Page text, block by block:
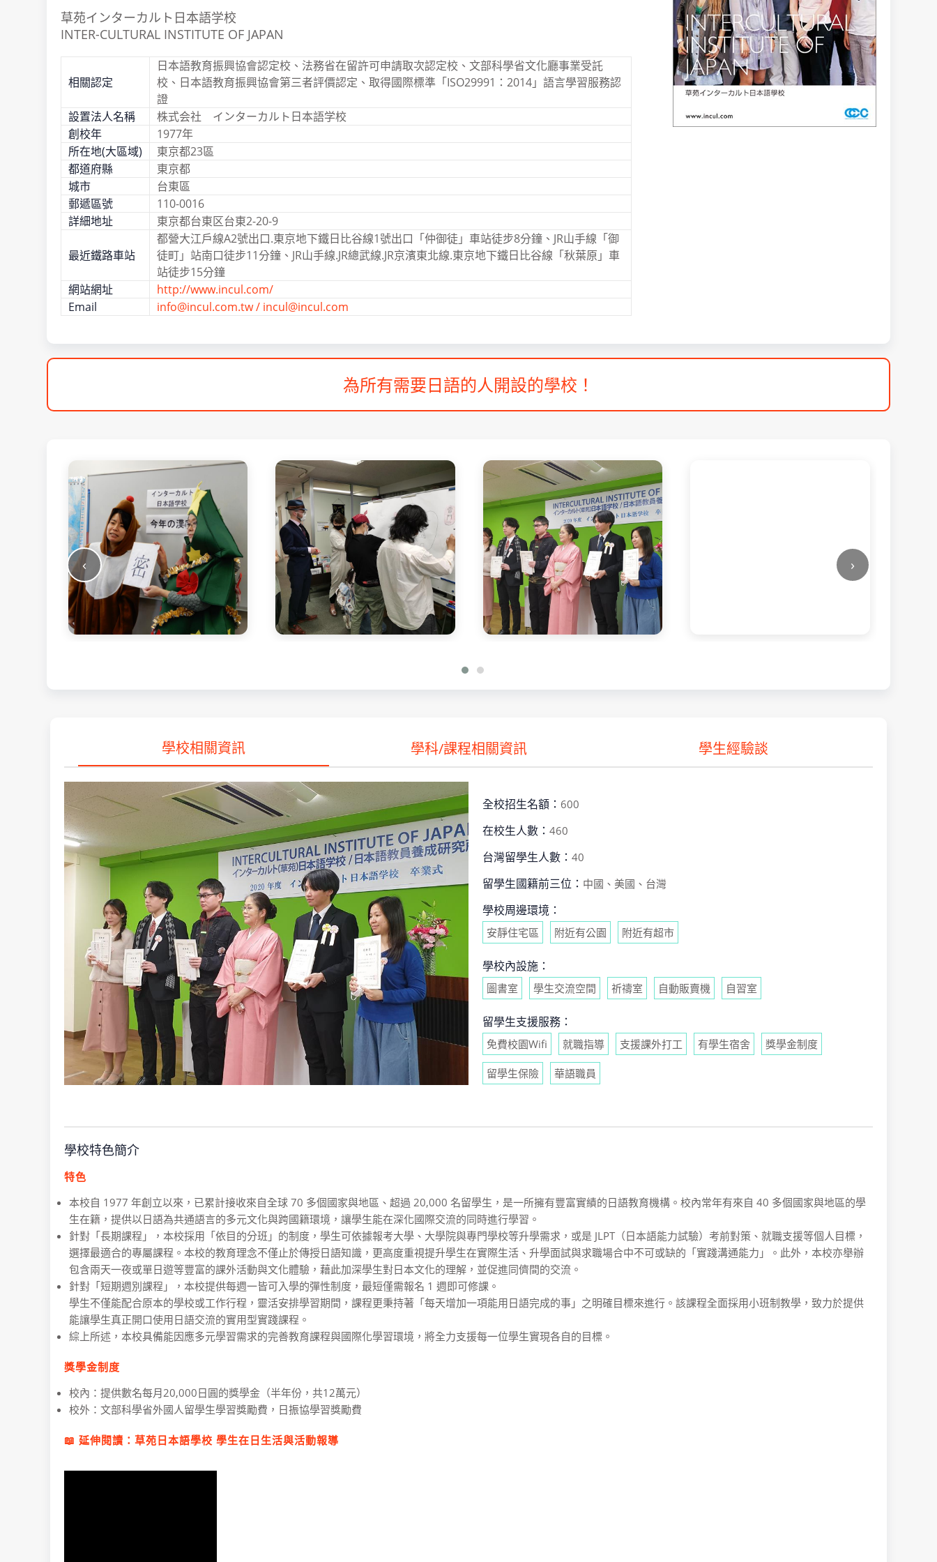
草苑インターカルト日本語学校
INTER-CULTURAL INSTITUTE OF JAPAN
相關認定
日本語教育振興協會認定校、法務省在留許可申請取次認定校、文部科學省文化廳事業受託
校、日本語教育振興協會第三者評價認定、取得國際標準「ISO29991：2014」語言學習服務認
證
設置法人名稱
株式会社 インターカルト日本語学校
創校年
1977年
所在地(大區域)
東京都23區
都道府縣
東京都
城市
台東區
郵遞區號
110-0016
詳細地址
東京都台東区台東2-20-9
最近鐵路車站
都營大江戶線A2號出口.東京地下鐵日比谷線1號出口「仲御徒」車站徒步8分鐘、JR山手線「御
徒町」站南口徒步11分鐘、JR山手線.JR總武線.JR京濱東北線.東京地下鐵日比谷線「秋葉原」車
站徒步15分鐘
網站網址
http://www.incul.com/
Email
info@incul.com.tw / incul@incul.com
為所有需要日語的人開設的學校！
學校相關資訊 學科/課程相關資訊 學生經驗談
全校招生名額： 600
在校生人數： 460
台灣留學生人數： 40
留學生國籍前三位： 中國、美國、台灣
學校周邊環境：
安靜住宅區 附近有公園 附近有超市
學校內設施：
圖書室 學生交流空間 祈禱室 自動販賣機 自習室
留學生支援服務：
免費校園Wifi 就職指導 支援課外打工 有學生宿舍 獎學金制度
留學生保險 華語職員
學校特色簡介
特色
本校自 1977 年創立以來，已累計接收來自全球 70 多個國家與地區、超過 20,000 名留學生，是一所擁有豐富實績的日語教育機構。校內常年有來自 40 多個國家與地區的學
生在籍，提供以日語為共通語言的多元文化與跨國籍環境，讓學生能在深化國際交流的同時進行學習。
針對「長期課程」，本校採用「依目的分班」的制度，學生可依據報考大學、大學院與專門學校等升學需求，或是 JLPT（日本語能力試驗）考前對策、就職支援等個人目標，
選擇最適合的專屬課程。本校的教育理念不僅止於傳授日語知識，更高度重視提升學生在實際生活、升學面試與求職場合中不可或缺的「實踐溝通能力」。此外，本校亦舉辦
包含兩天一夜或單日遊等豐富的課外活動與文化體驗，藉此加深學生對日本文化的理解，並促進同儕間的交流。
針對「短期週別課程」，本校提供每週一皆可入學的彈性制度，最短僅需報名 1 週即可修課。
學生不僅能配合原本的學校或工作行程，靈活安排學習期間，課程更秉持著「每天增加一項能用日語完成的事」之明確目標來進行。該課程全面採用小班制教學，致力於提供
能讓學生真正開口使用日語交流的實用型實踐課程。
綜上所述，本校具備能因應多元學習需求的完善教育課程與國際化學習環境，將全力支援每一位學生實現各自的目標。
獎學金制度
校內：提供數名每月20,000日圓的獎學金（半年份，共12萬元）
校外：文部科學省外國人留學生學習獎勵費，日振協學習獎勵費
📖 延伸閱讀： 草苑日本語學校 學生在日生活與活動報導